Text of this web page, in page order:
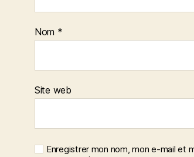
Nom *
Site web
Enregistrer mon nom, mon e-mail et